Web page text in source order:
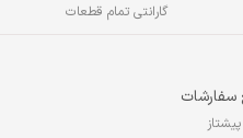
گارانتی تمام قطعات
سفارشات